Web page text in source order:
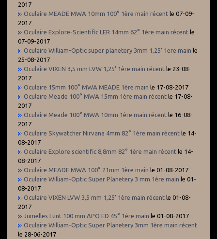
2017
Oculaire MEADE MWA 10mm 100° 1ère main récent le 07-09-
2017
Oculaire Explore-Scientific LER 14mm 62° 1ère main récent le
07-09-2017
Oculaire William-Optic super planetery 3mm 1,25' 1ere main le
25-08-2017
Oculaire VIXEN 3,5 mm LVW 1,25' 1ère main récent le 23-08-
2017
Oculaire 15mm 100° MWA MEADE 1ère main le 17-08-2017
Oculaire Meade 100° MWA 15mm 1ère main récent le 17-08-
2017
Oculaire Meade 100° MWA 10mm 1ère main récent le 16-08-
2017
Oculaire Skywatcher Nirvana 4mm 82° 1ère main récent le 14-
08-2017
Oculaire Explore scientific 8,8mm 82° 1ère main récent le 14-
08-2017
Oculaire MEADE MWA 100° 21mm 1ère main le 01-08-2017
Oculaire William-Optic Super Planetery 3 mm 1ère main le 01-
08-2017
Oculaire VIXEN LVW 3,5 mm 1,25' 1ère main récent le 01-08-
2017
Jumelles Lunt 100 mm APO ED 45° 1ère main le 01-08-2017
Oculaire William-Optic Super Planetery 3mm 1ère main récent
le 28-06-2017